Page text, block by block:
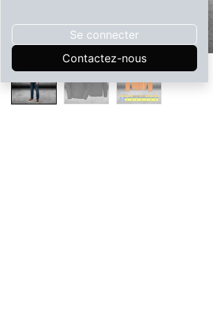
Se connecter
Contactez-nous